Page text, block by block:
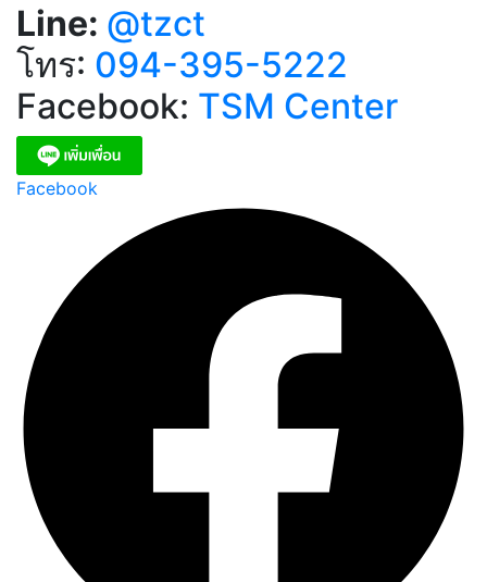
Line: @tzct
โทร: 094-395-5222
Facebook: TSM Center
Facebook